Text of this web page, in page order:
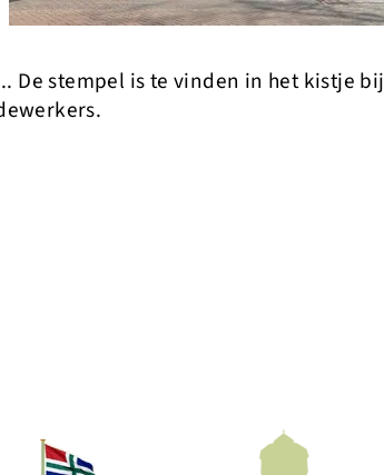
De stempel is te vinden in het kistje bij